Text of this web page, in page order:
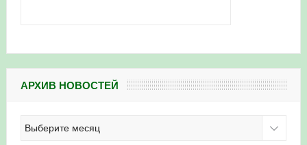
АРХИВ НОВОСТЕЙ
новостей